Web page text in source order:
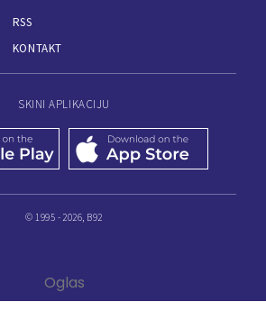
RSS
KONTAKT
SKINI APLIKACIJU
© 1995 - 2026, B92